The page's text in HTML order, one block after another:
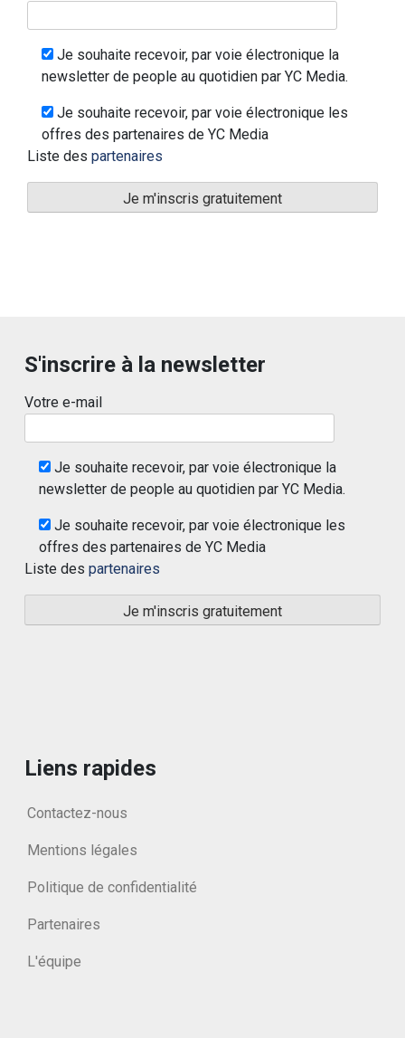
Je souhaite recevoir, par voie électronique la
newsletter de people au quotidien par YC Media.
Je souhaite recevoir, par voie électronique les
offres des partenaires de YC Media
Liste des partenaires
S'inscrire à la newsletter
Votre e-mail
Je souhaite recevoir, par voie électronique la
newsletter de people au quotidien par YC Media.
Je souhaite recevoir, par voie électronique les
offres des partenaires de YC Media
Liste des partenaires
Liens rapides
Contactez-nous
Mentions légales
Politique de confidentialité
Partenaires
L'équipe